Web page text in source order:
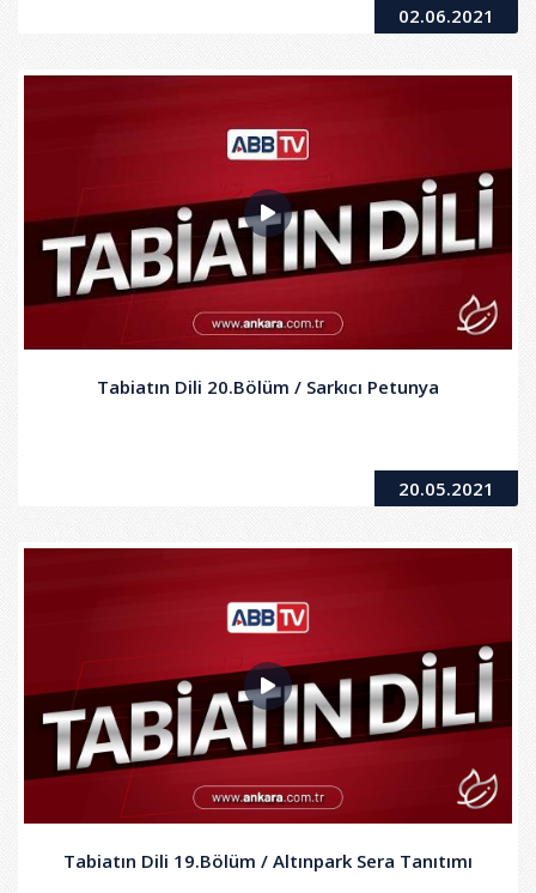
02.06.2021
Tabiatın Dili 20.Bölüm / Sarkıcı Petunya
20.05.2021
Tabiatın Dili 19.Bölüm / Altınpark Sera Tanıtımı